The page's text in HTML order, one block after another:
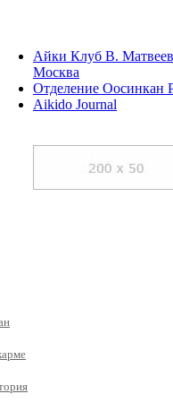
Айки Клуб В.
Москва
Отделение Оосинкан
Aikido Journal